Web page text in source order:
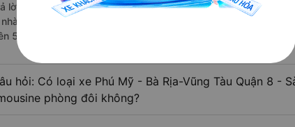
lời: Những hãng xe đi Phú Mỹ - Bà Rịa-Vũng Tàu Quận 8 -
nhà xe Vie Limousine đi Quận 8 - Sài Gòn từ Phú Mỹ - Bà Rịa-
5386 đánh giá của khách hàng).
hỏi: Có loại xe Phú Mỹ - Bà Rịa-Vũng Tàu Quận 8 -
phòng đôi không?